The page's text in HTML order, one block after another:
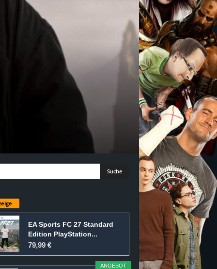
EA Sports FC 27 Standard
Edition PlayStation...
79,99 €
ANGEBOT